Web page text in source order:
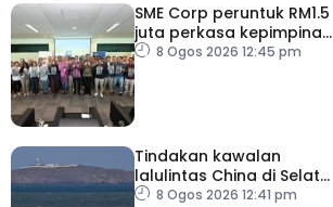
SME Corp peruntuk RM1.5
juta perkasa kepimpinan
90 PMKS
8 Ogos 2026 12:45 pm
Tindakan kawalan
lalulintas China di Selat
Taiwan ‘tidak masuk akal’
8 Ogos 2026 12:41 pm